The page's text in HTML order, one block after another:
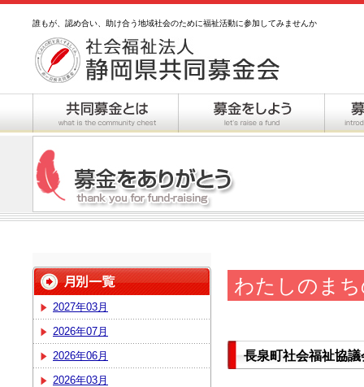
誰もが、認め合い、助け合う地域社会のために福祉活動に参加してみませんか
2027年03月
2026年07月
2026年06月
2026年03月
わたしのま
長泉町社会福祉協議